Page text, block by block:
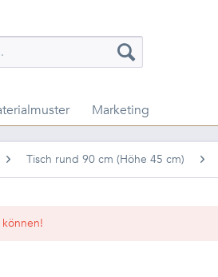
Marketing
Tisch rund 90 cm (Höhe 45 cm)